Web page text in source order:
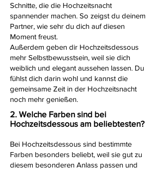
Schnitte, die die Hochzeitsnacht
spannender machen. So zeigst du deinem
Partner, wie sehr du dich auf diesen
Moment freust.
Außerdem geben dir Hochzeitsdessous
mehr Selbstbewusstsein, weil sie dich
weiblich und elegant aussehen lassen. Du
fühlst dich darin wohl und kannst die
gemeinsame Zeit in der Hochzeitsnacht
noch mehr genießen.
2. Welche Farben sind bei
Hochzeitsdessous am beliebtesten?
Bei Hochzeitsdessous sind bestimmte
Farben besonders beliebt, weil sie gut zu
diesem besonderen Anlass passen und